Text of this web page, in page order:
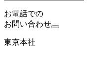
お電話での
お問い合わせ
東京本社